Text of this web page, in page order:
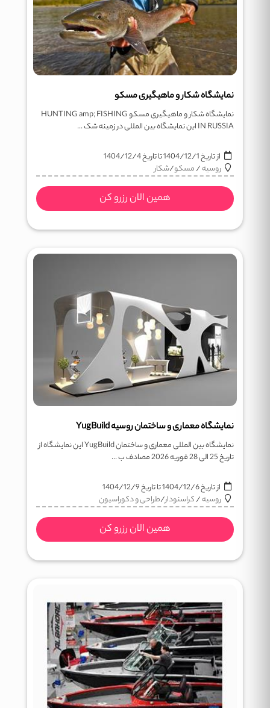
نمایشگاه شکار و ماهیگیری مسکو
نمایشگاه شکار و ماهیگیری مسکو HUNTING amp; FISHING
IN RUSSIA این نمایشگاه بین المللی در زمینه شک ...
از تاریخ1404/12/1تا تاریخ1404/12/4
روسیه/مسکو/شکار
همین الان رزرو کن
نمایشگاه معماری و ساختمان روسیه YugBuild
نمایشگاه بین المللی معماری و ساختمان YugBuild این نمایشگاه از
تاریخ 25 الی 28 فوریه 2026 مصادف ب ...
از تاریخ1404/12/6تا تاریخ1404/12/9
روسیه/کراسنودار/طراحی و دکوراسیون
همین الان رزرو کن